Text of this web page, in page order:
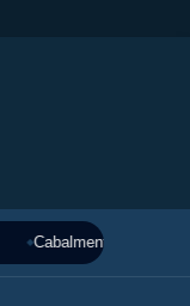
Cabalmente